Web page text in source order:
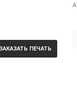
ЗАКАЗАТЬ ПЕЧАТЬ